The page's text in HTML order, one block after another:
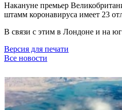
Накануне премьер
штамм коронавируса имеет 23
В связи с этим в Лондоне и на
Версия для печати
Все новости